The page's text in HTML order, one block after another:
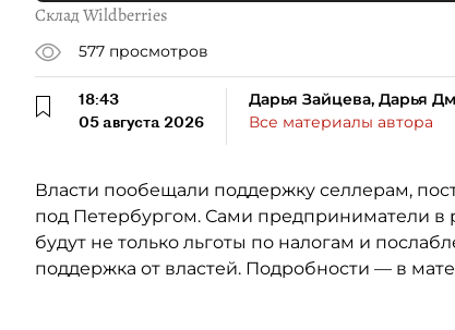
Склад Wildberries
577 просмотров
18:43
05 августа 2026
Дарья Зайцева, Дарья
Все материалы автора
Власти пообещали поддержку селлерам,
под Петербургом. Сами предприниматели
будут не только льготы по налогам и
поддержка от властей. Подробности — в